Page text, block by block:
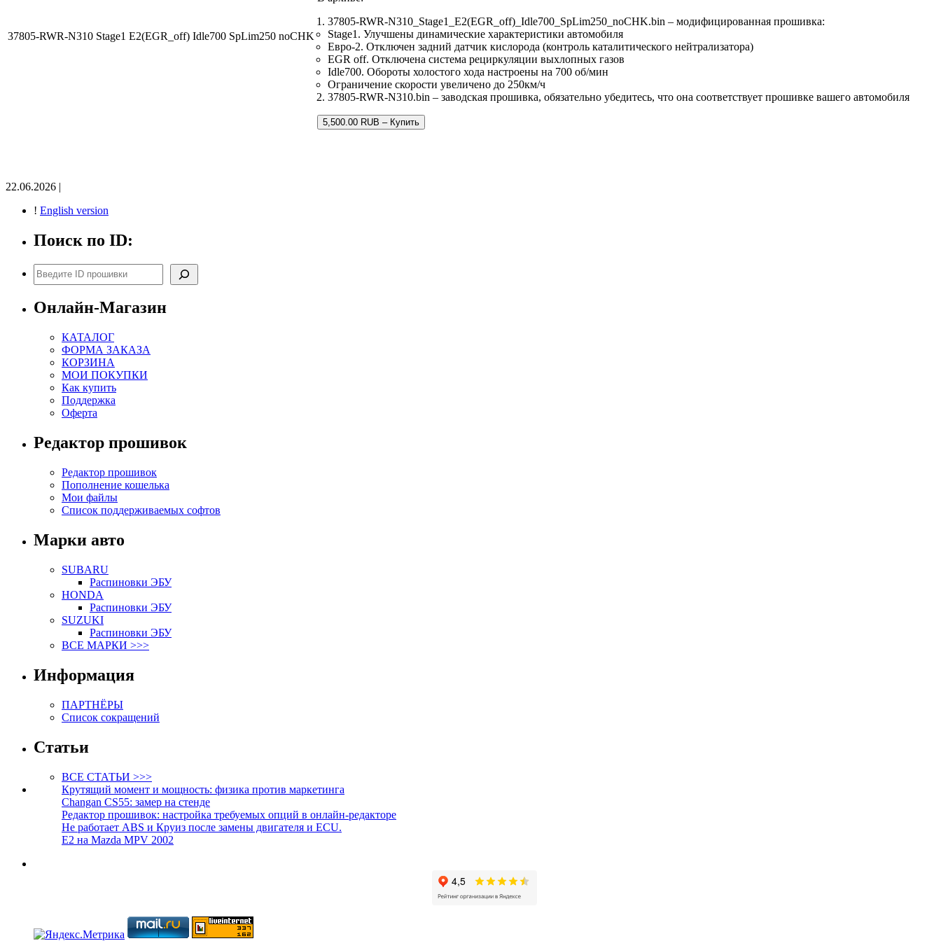
37805-RWR-N310 Stage1 E2(EGR_off) Idle700 SpLim250 noCHK
37805-RWR-N310_Stage1_E2(EGR_off)_Idle700_SpLim250_noCHK.bin – модифицированная прошивка:
Stage1. Улучшены динамические характеристики автомобиля
Евро-2. Отключен задний датчик кислорода (контроль каталитического нейтрализатора)
EGR off. Отключена система рециркуляции выхлопных газов
Idle700. Обороты холостого хода настроены на 700 об/мин
Ограничение скорости увеличено до 250км/ч
37805-RWR-N310.bin – заводская прошивка, обязательно убедитесь, что она соответствует прошивке вашего автомобиля
5,500.00 RUB – Купить
22.06.2026 |
! English version
Поиск по ID:
Поиск
Онлайн-Магазин
КАТАЛОГ
ФОРМА ЗАКАЗА
КОРЗИНА
МОИ ПОКУПКИ
Как купить
Поддержка
Оферта
Редактор прошивок
Редактор прошивок
Пополнение кошелька
Мои файлы
Список поддерживаемых софтов
Марки авто
SUBARU
Распиновки ЭБУ
HONDA
Распиновки ЭБУ
SUZUKI
Распиновки ЭБУ
ВСЕ МАРКИ >>>
Информация
ПАРТНЁРЫ
Список сокращений
Статьи
ВСЕ СТАТЬИ >>>
Крутящий момент и мощность: физика против маркетинга
Changan CS55: замер на стенде
Редактор прошивок: настройка требуемых опций в онлайн-редакторе
Не работает ABS и Круиз после замены двигателя и ECU.
E2 на Mazda MPV 2002